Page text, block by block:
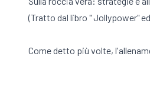
(Tratto dal libro " Jollypower"
Come detto più volte,